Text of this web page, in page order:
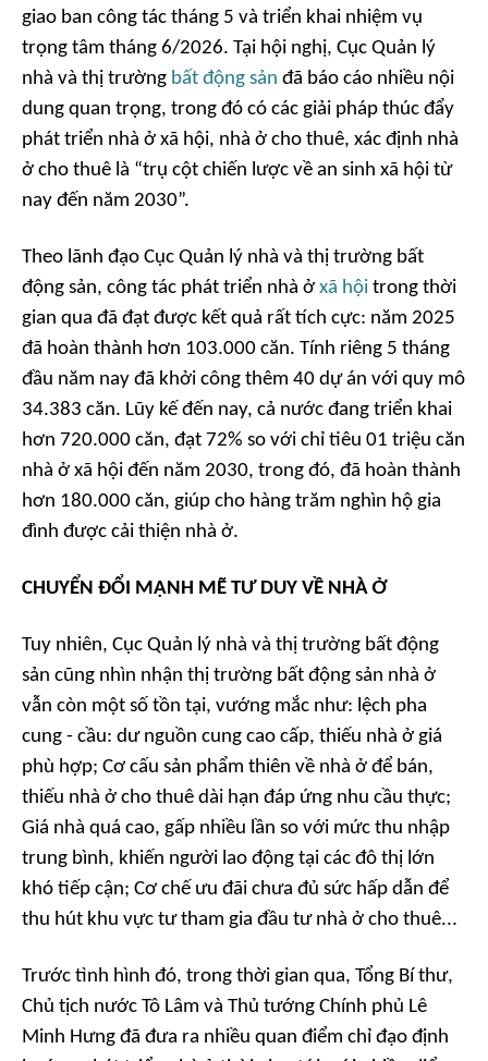
giao ban công tác tháng 5 và triển khai nhiệm vụ
trọng tâm tháng 6/2026. Tại hội nghị, Cục Quản lý
nhà và thị trường bất động sản đã báo cáo nhiều nội
dung quan trọng, trong đó có các giải pháp thúc đẩy
phát triển nhà ở xã hội, nhà ở cho thuê, xác định nhà
ở cho thuê là “trụ cột chiến lược về an sinh xã hội từ
nay đến năm 2030”.
Theo lãnh đạo Cục Quản lý nhà và thị trường bất
động sản, công tác phát triển nhà ở xã hội trong thời
gian qua đã đạt được kết quả rất tích cực: năm 2025
đã hoàn thành hơn 103.000 căn. Tính riêng 5 tháng
đầu năm nay đã khởi công thêm 40 dự án với quy mô
34.383 căn. Lũy kế đến nay, cả nước đang triển khai
hơn 720.000 căn, đạt 72% so với chỉ tiêu 01 triệu căn
nhà ở xã hội đến năm 2030, trong đó, đã hoàn thành
hơn 180.000 căn, giúp cho hàng trăm nghìn hộ gia
đình được cải thiện nhà ở.
CHUYỂN ĐỔI MẠNH MẼ TƯ DUY VỀ NHÀ Ở
Tuy nhiên, Cục Quản lý nhà và thị trường bất động
sản cũng nhìn nhận thị trường bất động sản nhà ở
vẫn còn một số tồn tại, vướng mắc như: lệch pha
cung - cầu: dư nguồn cung cao cấp, thiếu nhà ở giá
phù hợp; Cơ cấu sản phẩm thiên về nhà ở để bán,
thiếu nhà ở cho thuê dài hạn đáp ứng nhu cầu thực;
Giá nhà quá cao, gấp nhiều lần so với mức thu nhập
trung bình, khiến người lao động tại các đô thị lớn
khó tiếp cận; Cơ chế ưu đãi chưa đủ sức hấp dẫn để
thu hút khu vực tư tham gia đầu tư nhà ở cho thuê...
Trước tình hình đó, trong thời gian qua, Tổng Bí thư,
Chủ tịch nước Tô Lâm và Thủ tướng Chính phủ Lê
Minh Hưng đã đưa ra nhiều quan điểm chỉ đạo định